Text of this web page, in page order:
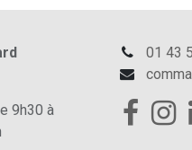
9h30 à
01 43